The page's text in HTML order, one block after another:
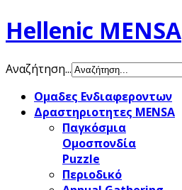
Hellenic MENSA
Αναζήτηση...
Ομαδες Ενδιαφεροντων
Δραστηριοτητες MENSA
Παγκόσμια
Ομοσπονδία
Puzzle
Περιοδικό